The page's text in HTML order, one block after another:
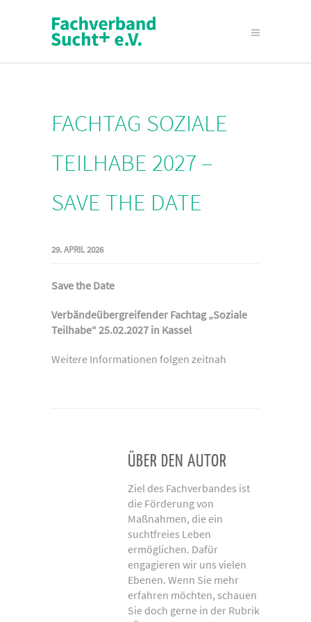
FACHTAG SOZIALE
TEILHABE 2027 –
SAVE THE DATE
29. APRIL 2026
Save the Date
Verbändeübergreifender Fachtag „Soziale
Teilhabe“ 25.02.2027 in Kassel
Weitere Informationen folgen zeitnah
ÜBER DEN AUTOR
Ziel des Fachverbandes ist
die Förderung von
Maßnahmen, die ein
suchtfreies Leben
ermöglichen. Dafür
engagieren wir uns vielen
Ebenen. Wenn Sie mehr
erfahren möchten, schauen
Sie doch gerne in der Rubrik